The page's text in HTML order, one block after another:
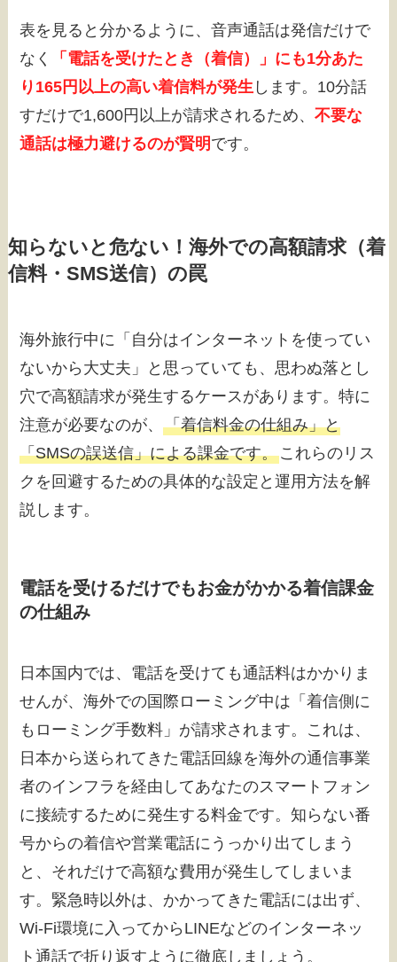
表を見ると分かるように、音声通話は発信だけで
なく
「電話を受けたとき（着信）」にも1分あた
り165円以上の高い着信料が発生 します。10分話
すだけで1,600円以上が請求されるため、不要な
通話は極力避けるのが賢明 です。
知らないと危ない！海外での高額請求（着
信料・SMS送信）の罠
海外旅行中に「自分はインターネットを使ってい
ないから大丈夫」と思っていても、思わぬ落とし
穴で高額請求が発生するケースがあります。特に
注意が必要なのが、「着信料金の仕組み」と
「SMSの誤送信」による課金です。これらのリス
クを回避するための具体的な設定と運用方法を解
説します。
電話を受けるだけでもお金がかかる着信課金
の仕組み
日本国内では、電話を受けても通話料はかかりま
せんが、海外での国際ローミング中は「着信側に
もローミング手数料」が請求されます。これは、
日本から送られてきた電話回線を海外の通信事業
者のインフラを経由してあなたのスマートフォン
に接続するために発生する料金です。知らない番
号からの着信や営業電話にうっかり出てしまう
と、それだけで高額な費用が発生してしまいま
す。緊急時以外は、かかってきた電話には出ず、
Wi-Fi環境に入ってからLINEなどのインターネッ
ト通話で折り返すように徹底しましょう。